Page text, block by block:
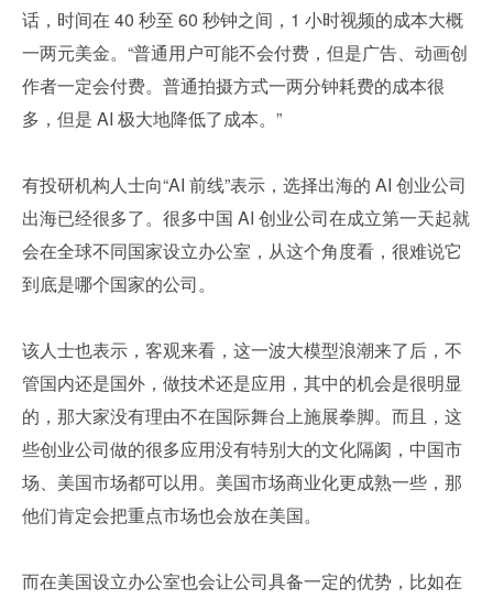
话，时间在 40 秒至 60 秒钟之间，1 小时视频的成本大概
一两元美金。“普通用户可能不会付费，但是广告、动画创
作者一定会付费。普通拍摄方式一两分钟耗费的成本很
多，但是 AI 极大地降低了成本。”
有投研机构人士向“AI 前线”表示，选择出海的 AI 创业公司
出海已经很多了。很多中国 AI 创业公司在成立第一天起就
会在全球不同国家设立办公室，从这个角度看，很难说它
到底是哪个国家的公司。
该人士也表示，客观来看，这一波大模型浪潮来了后，不
管国内还是国外，做技术还是应用，其中的机会是很明显
的，那大家没有理由不在国际舞台上施展拳脚。而且，这
些创业公司做的很多应用没有特别大的文化隔阂，中国市
场、美国市场都可以用。美国市场商业化更成熟一些，那
他们肯定会把重点市场也会放在美国。
而在美国设立办公室也会让公司具备一定的优势，比如在